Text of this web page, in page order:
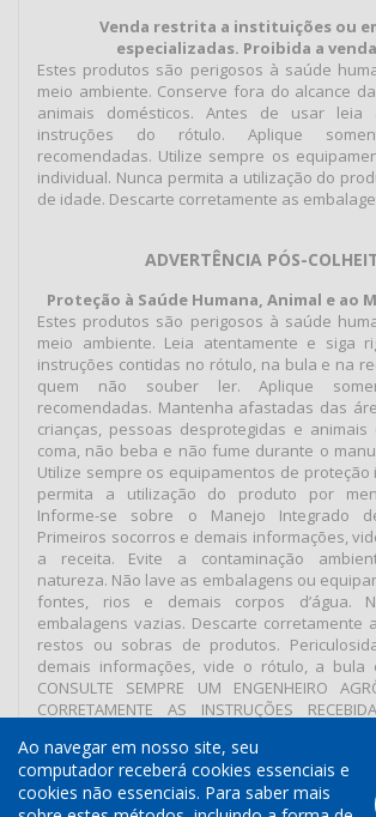
Venda restrita a instituições ou
especializadas. Proibida a
Estes produtos são perigosos à saúde
meio ambiente. Conserve fora do alcance
animais domésticos. Antes de usar leia
instruções do rótulo. Aplique
recomendadas. Utilize sempre os
individual. Nunca permita a utilização do
de idade. Descarte corretamente as
ADVERTÊNCIA PÓS-
Proteção à Saúde Humana, Animal e ao
Estes produtos são perigosos à saúde
meio ambiente. Leia atentamente e siga
instruções contidas no rótulo, na bula e na
quem não souber ler. Aplique
recomendadas. Mantenha afastadas das
crianças, pessoas desprotegidas e animais
coma, não beba e não fume durante o
Utilize sempre os equipamentos de proteção
permita a utilização do produto por
Informe-se sobre o Manejo Integrado
Primeiros socorros e demais informações,
a receita. Evite a contaminação
natureza. Não lave as embalagens ou
fontes, rios e demais corpos d’água.
embalagens vazias. Descarte corretamente
restos ou sobras de produtos.
demais informações, vide o rótulo, a bula
CONSULTE SEMPRE UM ENGENHEIRO
CORRETAMENTE AS INSTRUÇÕES
Termos de Uso Política de Cookies
Ao navegar em nosso site, seu
computador receberá cookies essenciais e
cookies não essenciais. Para saber mais